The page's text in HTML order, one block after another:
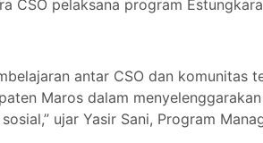
CSO pelaksana program
antar CSO dan komunitas
Maros dalam
ujar Yasir Sani, Program